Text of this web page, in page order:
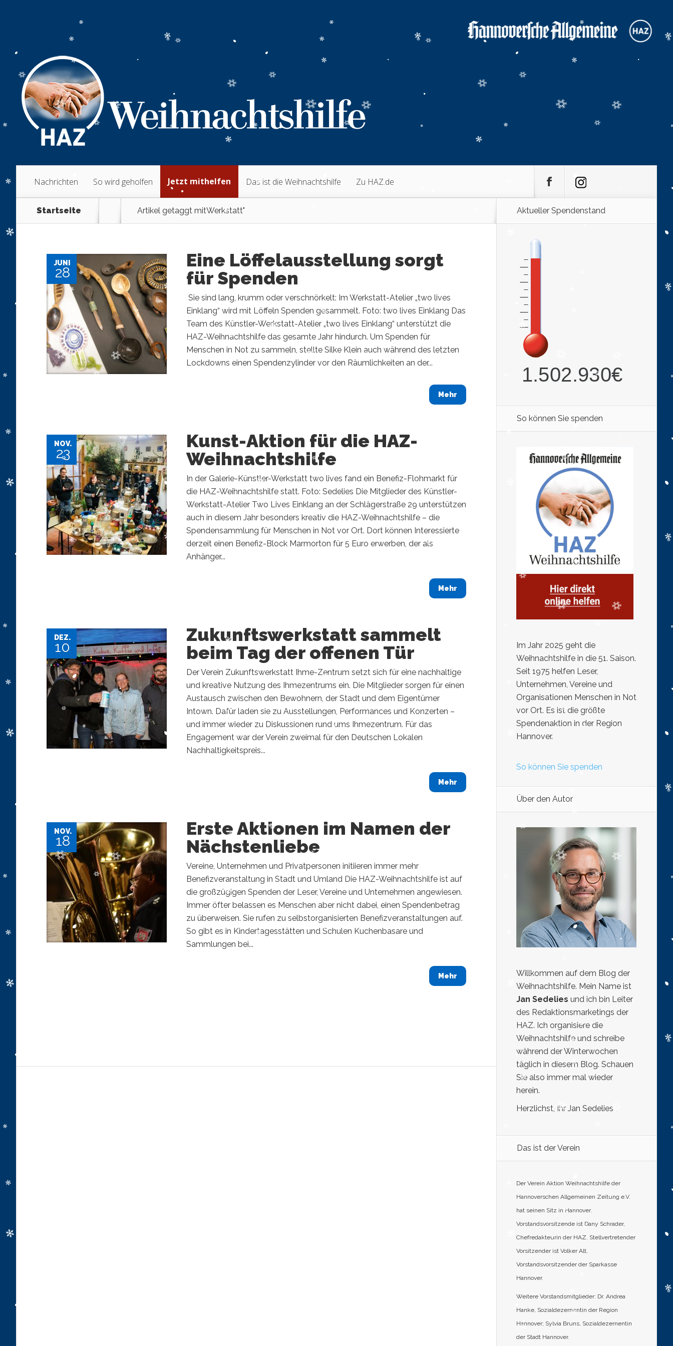
Nachrichten So wird geholfen Jetzt mithelfen Das ist die Weihnachtshilfe Zu HAZ.de
Startseite Artikel getaggt mitWerkstatt"
JUNI
28
Eine Löffelausstellung sorgt
für Spenden
​ Sie sind lang, krumm oder verschnörkelt: Im Werkstatt-Atelier „two lives
Einklang“ wird mit Löffeln Spenden gesammelt. Foto: two lives Einklang Das
Team des Künstler-Werkstatt-Atelier „two lives Einklang“ unterstützt die
HAZ-Weihnachtshilfe das gesamte Jahr hindurch. Um Spenden für
Menschen in Not zu sammeln, stellte Silke Klein auch während des letzten
Lockdowns einen Spendenzylinder vor den Räumlichkeiten an der...
Mehr
NOV.
23
Kunst-Aktion für die HAZ-
Weihnachtshilfe
In der Galerie-Künstler-Werkstatt two lives fand ein Benefiz-Flohmarkt für
die HAZ-Weihnachtshilfe statt. Foto: Sedelies Die Mitglieder des Künstler-
Werkstatt-Atelier Two Lives Einklang an der Schlägerstraße 29 unterstützen
auch in diesem Jahr besonders kreativ die HAZ-Weihnachtshilfe – die
Spendensammlung für Menschen in Not vor Ort. Dort können Interessierte
derzeit einen Benefiz-Block Marmorton für 5 Euro erwerben, der als
Anhänger...
Mehr
DEZ.
10
Zukunftswerkstatt sammelt
beim Tag der offenen Tür
Der Verein Zukunftswerkstatt Ihme-Zentrum setzt sich für eine nachhaltige
und kreative Nutzung des Ihmezentrums ein. Die Mitglieder sorgen für einen
Austausch zwischen den Bewohnern, der Stadt und dem Eigentümer
Intown. Dafür laden sie zu Ausstellungen, Performances und Konzerten –
und immer wieder zu Diskussionen rund ums Ihmezentrum. Für das
Engagement war der Verein zweimal für den Deutschen Lokalen
Nachhaltigkeitspreis...
Mehr
NOV.
18
Erste Aktionen im Namen der
Nächstenliebe
Vereine, Unternehmen und Privatpersonen initiieren immer mehr
Benefizveranstaltung in Stadt und Umland Die HAZ-Weihnachtshilfe ist auf
die großzügigen Spenden der Leser, Vereine und Unternehmen angewiesen.
Immer öfter belassen es Menschen aber nicht dabei, einen Spendenbetrag
zu überweisen. Sie rufen zu selbstorganisierten Benefizveranstaltungen auf.
So gibt es in Kindertagesstätten und Schulen Kuchenbasare und
Sammlungen bei...
Mehr
Aktueller Spendenstand
So können Sie spenden
Im Jahr 2025 geht die
Weihnachtshilfe in die 51. Saison.
Seit 1975 helfen Leser,
Unternehmen, Vereine und
Organisationen Menschen in Not
vor Ort. Es ist die größte
Spendenaktion in der Region
Hannover.
So können Sie spenden
Über den Autor
Willkommen auf dem Blog der
Weihnachtshilfe. Mein Name ist
Jan Sedelies und ich bin Leiter
des Redaktionsmarketings der
HAZ. Ich organisiere die
Weihnachtshilfe und schreibe
während der Winterwochen
täglich in diesem Blog. Schauen
Sie also immer mal wieder
herein.
Herzlichst, Ihr Jan Sedelies
Das ist der Verein
Der Verein Aktion Weihnachtshilfe der
Hannoverschen Allgemeinen Zeitung e.V.
hat seinen Sitz in Hannover.
Vorstandsvorsitzende ist Dany Schrader,
Chefredakteurin der HAZ. Stellvertretender
Vorsitzender ist Volker Alt,
Vorstandsvorsitzender der Sparkasse
Hannover.
Weitere Vorstandsmitglieder: Dr. Andrea
Hanke, Sozialdezernentin der Region
Hannover; Sylvia Bruns, Sozialdezernentin
der Stadt Hannover.